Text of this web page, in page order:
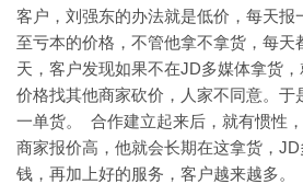
客户，刘强东的办法就是低价，每天报
至亏本的价格，不管他拿不拿货，每天
天，客户发现如果不在JD多媒体拿货
价格找其他商家砍价，人家不同意。于
一单货。 合作建立起来后，就有惯性
商家报价高，他就会长期在这拿货，
钱，再加上好的服务，客户越来越多